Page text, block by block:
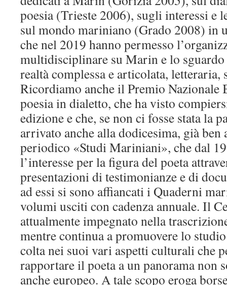
poesia (Trieste 2006), sugli interessi e
sul mondo mariniano (Grado 2008) in
che nel 2019 hanno permesso
multidisciplinare su Marin e lo sguardo
realtà complessa e articolata,
Ricordiamo anche il Premio
poesia in dialetto, che ha visto
edizione e che, se non ci fosse stata la
arrivato anche alla dodicesima, già ben
periodico «Studi Mariniani», che dal
l’interesse per la figura del poeta
presentazioni di testimonianze e di
ad essi si sono affiancati i Quaderni
volumi usciti con cadenza annuale. Il
attualmente impegnato nella
mentre continua a promuovere lo
colta nei suoi vari aspetti culturali che
rapportare il poeta a un panorama non
anche europeo. A tale scopo eroga